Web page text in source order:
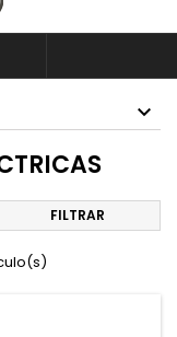
FILTRAR